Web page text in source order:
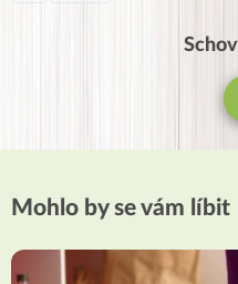
Mohlo by se vám líbit